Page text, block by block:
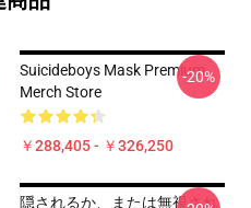
Suicideboys Mask Premium
Merch Store
￥288,405 - ￥326,250
-20%
隠されるか、または無視され